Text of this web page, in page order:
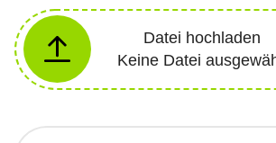
Datei hochladen
Keine Datei